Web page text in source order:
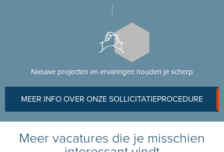
Nieuwe projecten en ervaringen houden je scherp
MEER INFO OVER ONZE SOLLICITATIEPROCEDURE
Meer vacatures die je misschien